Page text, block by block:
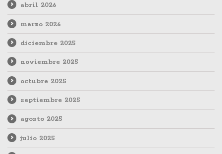
abril 2026
marzo 2026
diciembre 2025
noviembre 2025
octubre 2025
septiembre 2025
agosto 2025
julio 2025